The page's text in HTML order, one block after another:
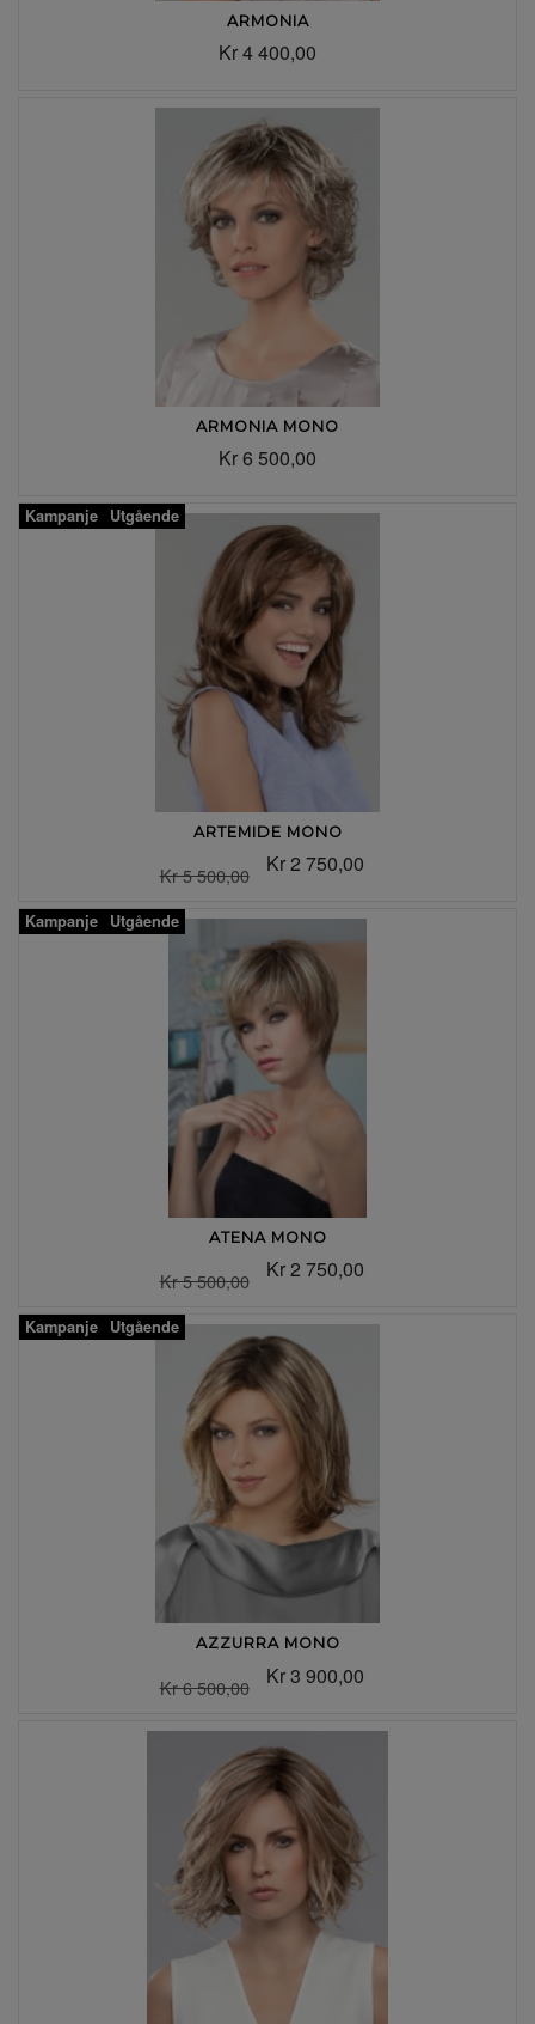
ARMONIA
Kr 4 400,00
ARMONIA MONO
Kr 6 500,00
Kampanje Utgående
ARTEMIDE MONO
Kr 5 500,00 Kr 2 750,00
Kampanje Utgående
ATENA MONO
Kr 5 500,00 Kr 2 750,00
Kampanje Utgående
AZZURRA MONO
Kr 6 500,00 Kr 3 900,00